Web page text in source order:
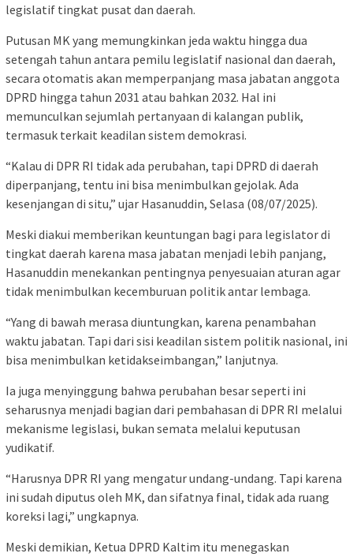
legislatif tingkat pusat dan daerah.
Putusan MK yang memungkinkan jeda waktu hingga dua
setengah tahun antara pemilu legislatif nasional dan daerah,
secara otomatis akan memperpanjang masa jabatan anggota
DPRD hingga tahun 2031 atau bahkan 2032. Hal ini
memunculkan sejumlah pertanyaan di kalangan publik,
termasuk terkait keadilan sistem demokrasi.
“Kalau di DPR RI tidak ada perubahan, tapi DPRD di daerah
diperpanjang, tentu ini bisa menimbulkan gejolak. Ada
kesenjangan di situ,” ujar Hasanuddin, Selasa (08/07/2025).
Meski diakui memberikan keuntungan bagi para legislator di
tingkat daerah karena masa jabatan menjadi lebih panjang,
Hasanuddin menekankan pentingnya penyesuaian aturan agar
tidak menimbulkan kecemburuan politik antar lembaga.
“Yang di bawah merasa diuntungkan, karena penambahan
waktu jabatan. Tapi dari sisi keadilan sistem politik nasional, ini
bisa menimbulkan ketidakseimbangan,” lanjutnya.
Ia juga menyinggung bahwa perubahan besar seperti ini
seharusnya menjadi bagian dari pembahasan di DPR RI melalui
mekanisme legislasi, bukan semata melalui keputusan
yudikatif.
“Harusnya DPR RI yang mengatur undang-undang. Tapi karena
ini sudah diputus oleh MK, dan sifatnya final, tidak ada ruang
koreksi lagi,” ungkapnya.
Meski demikian, Ketua DPRD Kaltim itu menegaskan